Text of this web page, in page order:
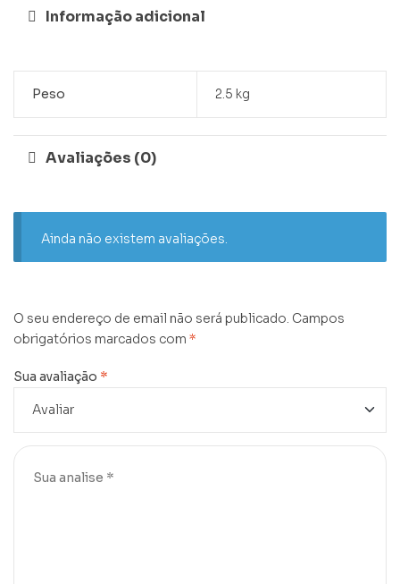
Informação adicional
Peso 2.5 kg
Avaliações (0)
Ainda não existem avaliações.
O seu endereço de email não será publicado. Campos
obrigatórios marcados com *
Sua avaliação *